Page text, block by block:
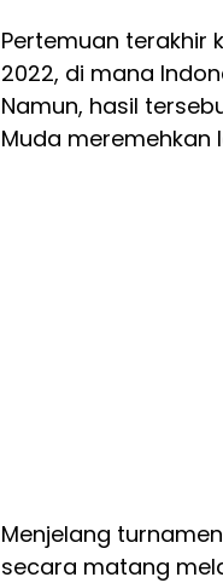
Pertemuan terakhir
2022, di mana
Namun, hasil
Muda meremehkan
Menjelang
secara matang